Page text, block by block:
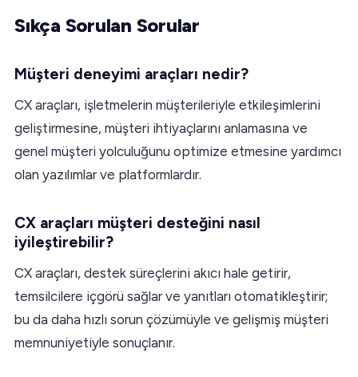
Sıkça Sorulan Sorular
Müşteri deneyimi araçları nedir?
CX araçları, işletmelerin müşterileriyle etkileşimlerini
geliştirmesine, müşteri ihtiyaçlarını anlamasına ve
genel müşteri yolculuğunu optimize etmesine yardımcı
olan yazılımlar ve platformlardır.
CX araçları müşteri desteğini nasıl
iyileştirebilir?
CX araçları, destek süreçlerini akıcı hale getirir,
temsilcilere içgörü sağlar ve yanıtları otomatikleştirir;
bu da daha hızlı sorun çözümüyle ve gelişmiş müşteri
memnuniyetiyle sonuçlanır.